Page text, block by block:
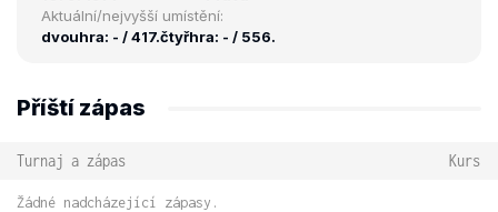
Aktuální/nejvyšší umístění:
dvouhra: - / 417.čtyřhra: - / 556.
Příští zápas
Turnaj a zápas Kurs
Žádné nadcházející zápasy.